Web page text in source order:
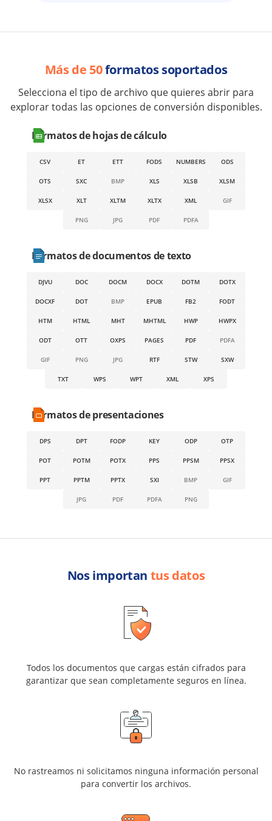
Más de 50formatos soportados
Selecciona el tipo de archivo que quieres abrir para
explorar todas las opciones de conversión disponibles.
Formatos de hojas de cálculo
CSV ET ETT FODS NUMBERS ODS
OTS SXC BMP XLS XLSB XLSM
XLSX XLT XLTM XLTX XML GIF
PNG JPG PDF PDFA
Formatos de documentos de texto
DJVU DOC DOCM DOCX DOTM DOTX
DOCXF DOT BMP EPUB FB2 FODT
HTM HTML MHT MHTML HWP HWPX
ODT OTT OXPS PAGES PDF PDFA
GIF PNG JPG RTF STW SXW
TXT WPS WPT XML XPS
Formatos de presentaciones
DPS DPT FODP KEY ODP OTP
POT POTM POTX PPS PPSM PPSX
PPT PPTM PPTX SXI BMP GIF
JPG PDF PDFA PNG
Nos importan tus datos
Todos los documentos que cargas están cifrados para
garantizar que sean completamente seguros en línea.
No rastreamos ni solicitamos ninguna información personal
para convertir los archivos.